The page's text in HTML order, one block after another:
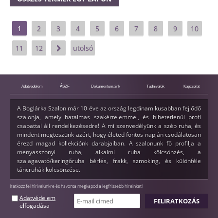
1 2 3 4 5 6 7 8 9 10
11 12 utolsó
Adatvédelem ÁSZF Dokumentumaink Tudnivalók Kapcsolat
A Boglárka Szalon már 10 éve az ország legdinamikusabban fejlődő
szalonja, amely hatalmas szakértelemmel, és hihetetlenül profi
csapattal áll rendelkezésedre! A mi szenvedélyünk a szép ruha, és
mindent megteszünk azért, hogy életed fontos napján csodálatosan
érezd magad kollekciónk darabjaiban. A szalonunk fő profilja a
menyasszonyi ruha, alkalmi ruha kölcsönzés, a
szalagavató/keringőruha bérlés, frakk, szmoking, és különféle
táncruhák kölcsönzése.
Iratkozz fel hírlvelünkre és havonta megkapod a legfrissebb hireinket!
Adatvédelem
elfogadása